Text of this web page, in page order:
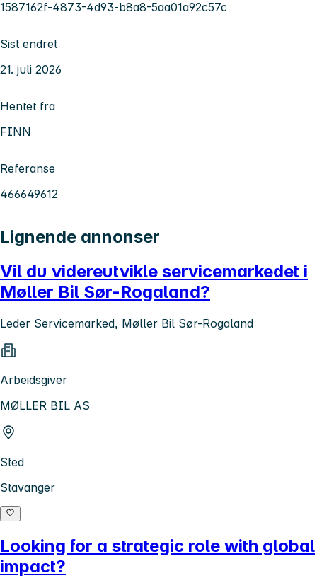
1587162f-4873-4d93-b8a8-5aa01a92c57c
Sist endret
21. juli 2026
Hentet fra
FINN
Referanse
466649612
Lignende annonser
Vil du videreutvikle servicemarkedet i
Møller Bil Sør-Rogaland?
Leder Servicemarked, Møller Bil Sør-Rogaland
Arbeidsgiver
MØLLER BIL AS
Sted
Stavanger
Looking for a strategic role with global
impact?